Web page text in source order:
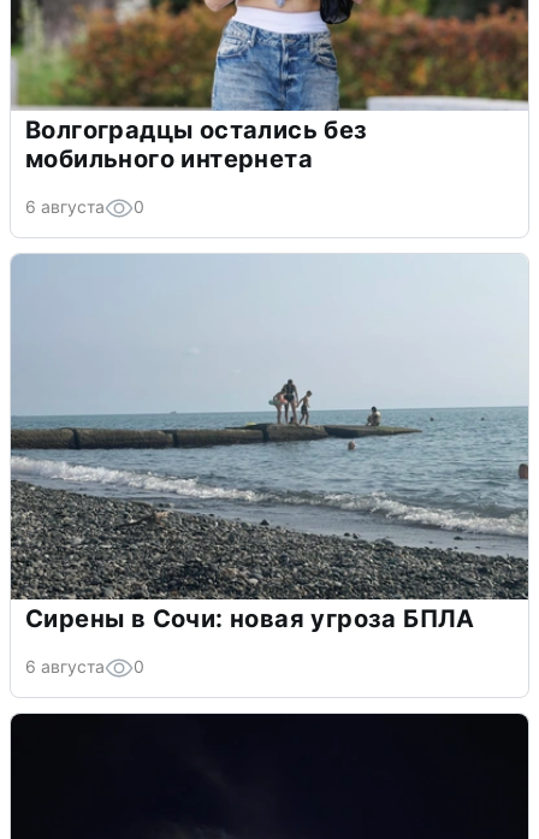
Волгоградцы остались без
мобильного интернета
6 августа 0
Сирены в Сочи: новая угроза БПЛА
6 августа 0